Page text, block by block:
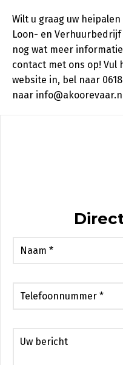
Wilt u graag uw
Loon- en Verhuurbedrijf
nog wat meer
contact met ons op!
website in, bel naar
naar